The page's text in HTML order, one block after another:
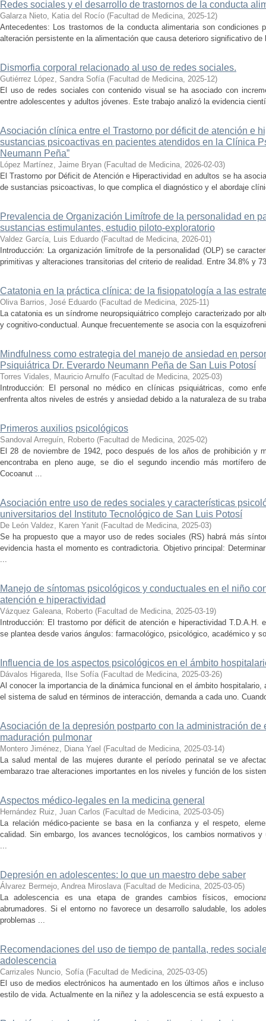
Redes sociales y el desarrollo de trastornos de la conducta
Galarza Nieto, Katia del Rocío (Facultad de Medicina, 2025-12)
Antecedentes: Los trastornos de la conducta alimentaria son condiciones
alteración persistente en la alimentación que causa deterioro significativo
Dismorfia corporal relacionado al uso de redes sociales.
Gutiérrez López, Sandra Sofía (Facultad de Medicina, 2025-12)
El uso de redes sociales con contenido visual se ha asociado con
entre adolescentes y adultos jóvenes. Este trabajo analizó la evidencia
Asociación clínica entre el Trastorno por déficit de atención e
sustancias psicoactivas en pacientes atendidos en la Clínica
Neumann Peña”
López Martínez, Jaime Bryan (Facultad de Medicina, 2026-02-03)
El Trastorno por Déficit de Atención e Hiperactividad en adultos se ha
de sustancias psicoactivas, lo que complica el diagnóstico y el abordaje
Prevalencia de Organización Limítrofe de la personalidad en
sustancias estimulantes, estudio piloto-exploratorio
Valdez García, Luis Eduardo (Facultad de Medicina, 2026-01)
Introducción: La organización limítrofe de la personalidad (OLP) se
primitivas y alteraciones transitorias del criterio de realidad. Entre 34.8% y
Catatonia en la práctica clínica: de la fisiopatología a las
Oliva Barrios, José Eduardo (Facultad de Medicina, 2025-11)
La catatonia es un síndrome neuropsiquiátrico complejo caracterizado por
y cognitivo-conductual. Aunque frecuentemente se asocia con la
Mindfulness como estrategia del manejo de ansiedad en
Psiquiátrica Dr. Everardo Neumann Peña de San Luis Potosí
Torres Vidales, Mauricio Arnulfo (Facultad de Medicina, 2025-03)
Introducción: El personal no médico en clínicas psiquiátricas, como
enfrenta altos niveles de estrés y ansiedad debido a la naturaleza de su
Primeros auxilios psicológicos
Sandoval Arreguín, Roberto (Facultad de Medicina, 2025-02)
El 28 de noviembre de 1942, poco después de los años de prohibición y
encontraba en pleno auge, se dio el segundo incendio más mortífero
Cocoanut ...
Asociación entre uso de redes sociales y características
universitarios del Instituto Tecnológico de San Luis Potosí
De León Valdez, Karen Yanit (Facultad de Medicina, 2025-03)
Se ha propuesto que a mayor uso de redes sociales (RS) habrá más
evidencia hasta el momento es contradictoria. Objetivo principal:
...
Manejo de síntomas psicológicos y conductuales en el niño
atención e hiperactividad
Vázquez Galeana, Roberto (Facultad de Medicina, 2025-03-19)
Introducción: El trastorno por déficit de atención e hiperactividad T.D.A.H.
se plantea desde varios ángulos: farmacológico, psicológico, académico y
Influencia de los aspectos psicológicos en el ámbito
Dávalos Higareda, Ilse Sofía (Facultad de Medicina, 2025-03-26)
Al conocer la importancia de la dinámica funcional en el ámbito hospitalario,
el sistema de salud en términos de interacción, demanda a cada uno.
Asociación de la depresión postparto con la administración de
maduración pulmonar
Montero Jiménez, Diana Yael (Facultad de Medicina, 2025-03-14)
La salud mental de las mujeres durante el período perinatal se ve
embarazo trae alteraciones importantes en los niveles y función de los
Aspectos médico-legales en la medicina general
Hernández Ruiz, Juan Carlos (Facultad de Medicina, 2025-03-05)
La relación médico-paciente se basa en la confianza y el respeto,
calidad. Sin embargo, los avances tecnológicos, los cambios normativos
...
Depresión en adolescentes: lo que un maestro debe saber
Álvarez Bermejo, Andrea Miroslava (Facultad de Medicina, 2025-03-05)
La adolescencia es una etapa de grandes cambios físicos,
abrumadores. Si el entorno no favorece un desarrollo saludable, los
problemas ...
Recomendaciones del uso de tiempo de pantalla, redes
adolescencia
Carrizales Nuncio, Sofía (Facultad de Medicina, 2025-03-05)
El uso de medios electrónicos ha aumentado en los últimos años e
estilo de vida. Actualmente en la niñez y la adolescencia se está expuesto